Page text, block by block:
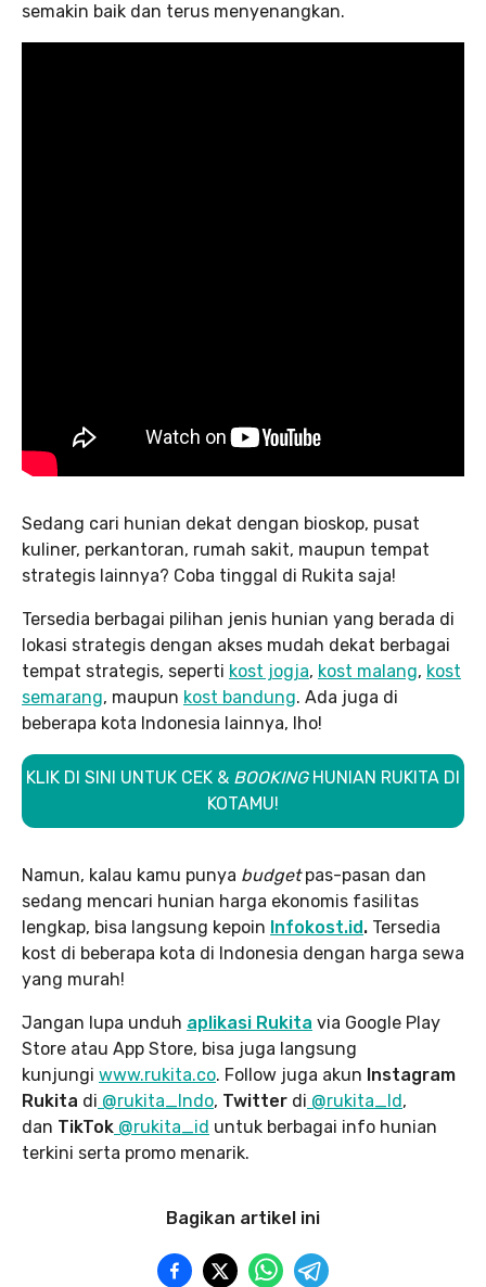
semakin baik dan terus menyenangkan.
Sedang cari hunian dekat dengan bioskop, pusat
kuliner, perkantoran, rumah sakit, maupun tempat
strategis lainnya? Coba tinggal di Rukita saja!
Tersedia berbagai pilihan jenis hunian yang berada di
lokasi strategis dengan akses mudah dekat berbagai
tempat strategis, seperti kost jogja, kost malang, kost
semarang, maupun kost bandung. Ada juga di
beberapa kota Indonesia lainnya, lho!
KLIK DI SINI UNTUK CEK & BOOKING HUNIAN RUKITA DI
KOTAMU!
Namun, kalau kamu punya budgetpas-pasan dan
sedang mencari hunian harga ekonomis fasilitas
lengkap, bisa langsung kepoin Infokost.id. Tersedia
kost di beberapa kota di Indonesia dengan harga sewa
yang murah!
Jangan lupa unduh aplikasi Rukita via Google Play
Store atau App Store, bisa juga langsung
kunjungi www.rukita.co. Follow juga akun Instagram
Rukita di @rukita_Indo, Twitter di @rukita_Id,
dan TikTok @rukita_id untuk berbagai info hunian
terkini serta promo menarik.
Bagikan artikel ini